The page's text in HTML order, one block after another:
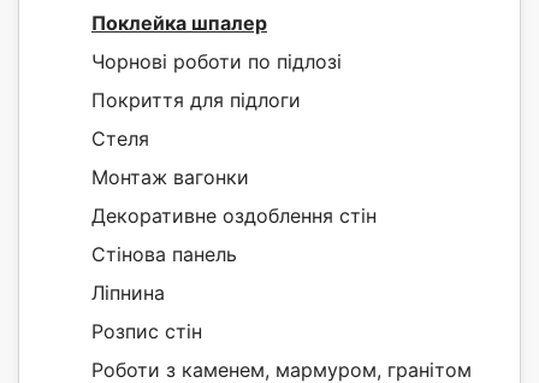
Поклейка шпалер
Чорнові роботи по підлозі
Покриття для підлоги
Стеля
Монтаж вагонки
Декоративне оздоблення стін
Стінова панель
Ліпнина
Розпис стін
Роботи з каменем, мармуром, гранітом